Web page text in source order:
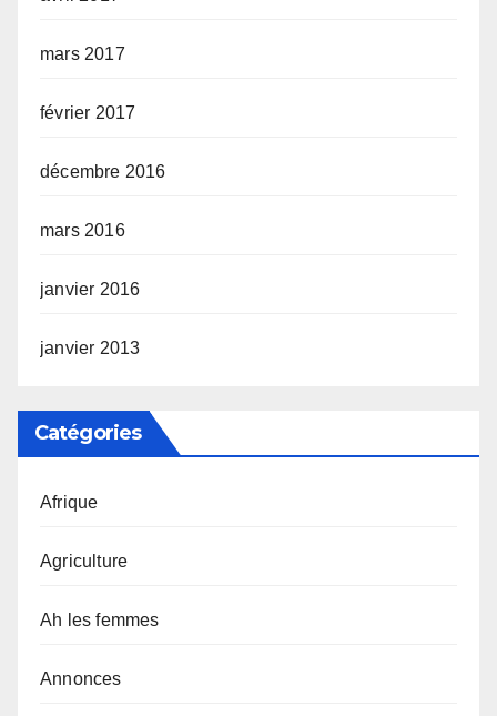
mars 2017
février 2017
décembre 2016
mars 2016
janvier 2016
janvier 2013
Catégories
Afrique
Agriculture
Ah les femmes
Annonces